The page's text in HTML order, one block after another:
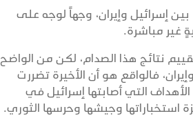
إسرائيل وإيران، وجهاً لوجه على
غير مباشرة.
نتائج هذا الصدام، لكن من الواضح
فالواقع هو أن الأخيرة تضررت
التي أصابتها إسرائيل في
استخباراتها وجيشها وحرسها الثوري.